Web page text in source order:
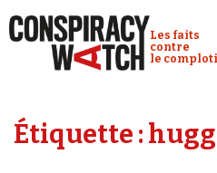
Conspiracy
Les faits
contre
le
Analyses
Étiquette :